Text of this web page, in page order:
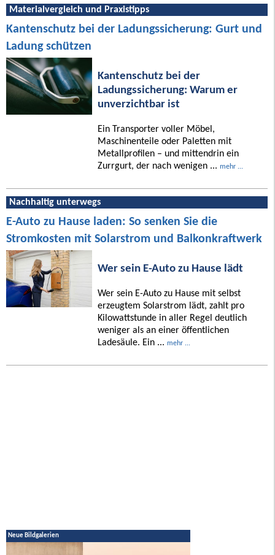
Materialvergleich und Praxistipps
Kantenschutz bei der Ladungssicherung: Gurt und
Ladung schützen
Kantenschutz bei der
Ladungssicherung: Warum er
unverzichtbar ist
Ein Transporter voller Möbel,
Maschinenteile oder Paletten mit
Metallprofilen – und mittendrin ein
Zurrgurt, der nach wenigen ... mehr ...
Nachhaltig unterwegs
E-Auto zu Hause laden: So senken Sie die
Stromkosten mit Solarstrom und Balkonkraftwerk
Wer sein E-Auto zu Hause lädt
Wer sein E-Auto zu Hause mit selbst
erzeugtem Solarstrom lädt, zahlt pro
Kilowattstunde in aller Regel deutlich
weniger als an einer öffentlichen
Ladesäule. Ein ... mehr ...
Neue Bildgalerien